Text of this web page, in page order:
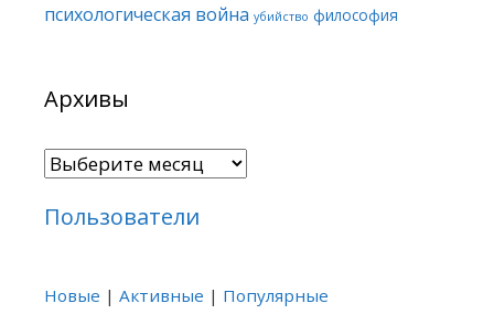
психологическая война убийство философия
Архивы
Архивы
Пользователи
Новые | Активные | Популярные